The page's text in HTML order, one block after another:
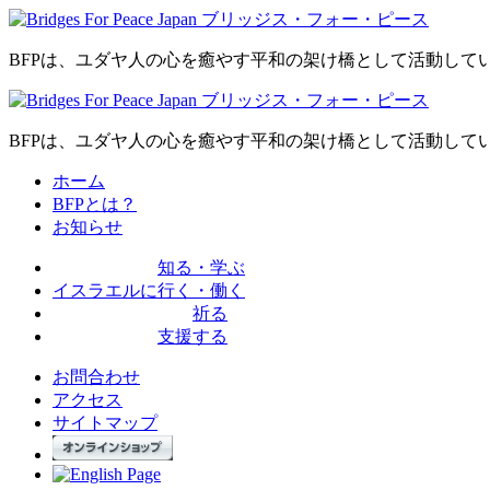
BFPは、ユダヤ人の心を癒やす平和の架け橋として活動して
BFPは、ユダヤ人の心を癒やす平和の架け橋として活動して
ホーム
BFPとは？
お知らせ
知る・学ぶ
イスラエルに行く・働く
祈る
支援する
お問合わせ
アクセス
サイトマップ